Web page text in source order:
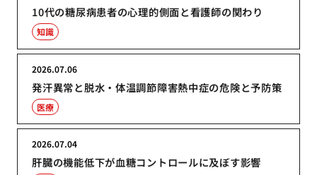
10代の糖尿病患者の心理的側面と看護師の関わり
知識
発汗異常と脱水・体温調節障害熱中症の危険と予防策
2026.07.06
医療
肝臓の機能低下が血糖コントロールに及ぼす影響
2026.07.04